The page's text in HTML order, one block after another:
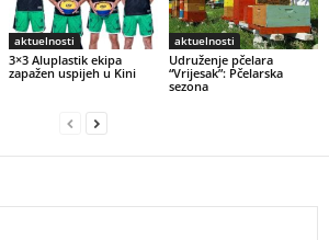
aktuelnosti
3×3 Aluplastik ekipa
zapažen uspijeh u Kini
aktuelnosti
Udruženje pčelara
“Vrijesak”: Pčelarska
sezona